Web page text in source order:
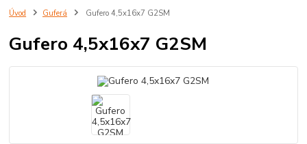
Úvod Guferá Gufero 4,5x16x7 G2SM
Gufero 4,5x16x7 G2SM